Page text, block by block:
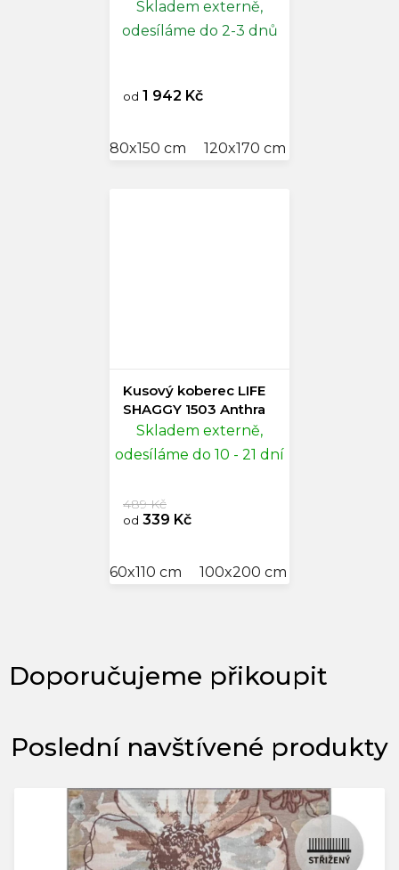
Skladem externě,
odesíláme do 2-3 dnů
od 1 942 Kč
80x150 cm 120x170 cm
Kusový koberec LIFE
SHAGGY 1503 Anthra
Skladem externě,
odesíláme do 10 - 21 dní
od 339 Kč
489 Kč
60x110 cm 100x200 cm
Poslední navštívené produkty